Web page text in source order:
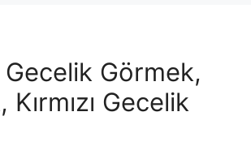
Gecelik Görmek,
Gecelik